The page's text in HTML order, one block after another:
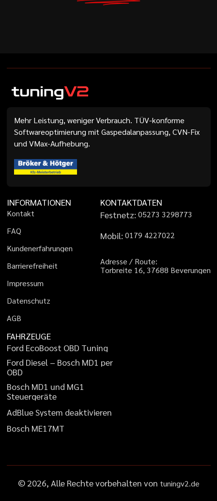
Mehr Leistung, weniger Verbrauch. TÜV-konforme
Softwareoptimierung mit Gaspedalanpassung, CVN-Fix
und VMax-Aufhebung.
INFORMATIONEN
Kontakt
FAQ
Kundenerfahrungen
Barrierefreiheit
Impressum
Datenschutz
AGB
KONTAKTDATEN
Festnetz: 05273 3298773
Mobil: 01 79 4227022
Adresse / Route:
Torbreite 16, 37688 Beverungen
FAHRZEUGE
Ford EcoBoost OBD Tuning
Ford Diesel – Bosch MD1 per
OBD
Bosch MD1 und MG1
Steuergeräte
AdBlueSystem deaktivieren
Bosch ME17MT
© 2026, Alle Rechte vorbehalten von tuningv2.de